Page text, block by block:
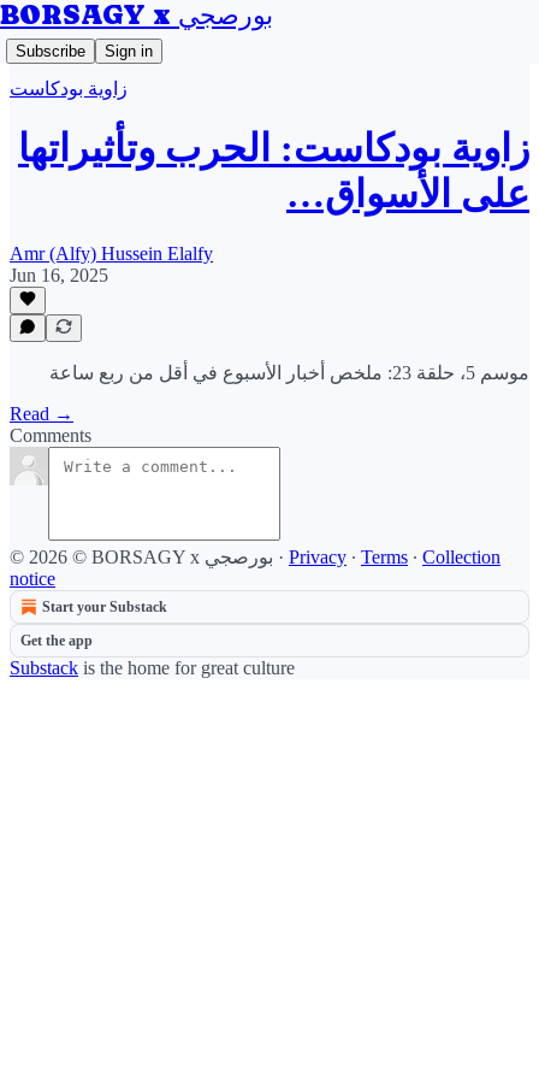
BORSAGY x بورصجي
Subscribe Sign in
زاوية بودكاست
زاوية بودكاست: الحرب وتأثيراتها
على الأسواق…
Amr (Alfy) Hussein Elalfy
Jun 16, 2025
موسم 5، حلقة 23: ملخص أخبار الأسبوع في أقل من ربع ساعة
Read →
Comments
© 2026 © BORSAGY x بورصجي · Privacy ∙ Terms ∙ Collection
notice
Start your Substack
Get the app
Substack is the home for great culture